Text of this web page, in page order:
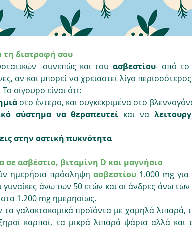
διατροφή σου
-συνεπώς και του ασβεστίου- από
αν και μπορεί να χρειαστεί λίγο
σίγουρο είναι ότι:
στο έντερο, και συγκεκριμένα στο
σύστημα να θεραπευτεί και να
στην οστική πυκνότητα
ασβέστιο, βιταμίνη D και μαγνήσιο
ημερήσια πρόσληψη ασβεστίου 1.000 mg για
γυναίκες άνω των 50 ετών και οι άνδρες άνω
1.200 mg ημερησίως.
τα γαλακτοκομικά προϊόντα με χαμηλά λιπαρά,
καρποί, τα μικρά λιπαρά ψάρια αλλά και